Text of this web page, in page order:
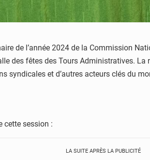
de l’année 2024 de la Commission
des fêtes des Tours Administratives.
syndicales et d’autres acteurs clés du
cette session :
LA SUITE APRÈS LA PUBLICITÉ